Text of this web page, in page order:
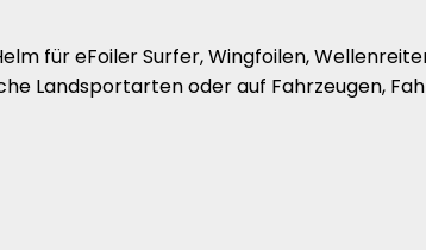
für eFoiler Surfer, Wingfoilen,
Landsportarten oder auf Fahrzeugen,